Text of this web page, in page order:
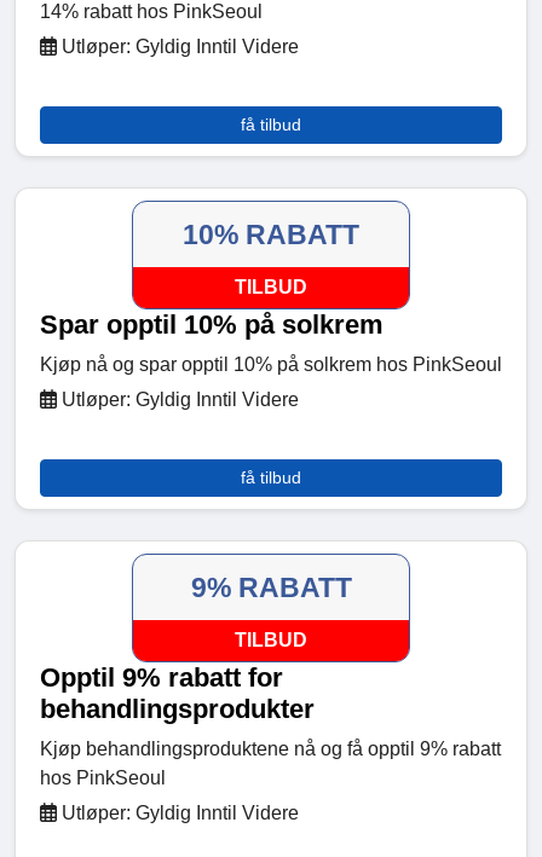
14% rabatt hos PinkSeoul
Utløper: Gyldig Inntil Videre
få tilbud
10% RABATT
TILBUD
Spar opptil 10% på solkrem
Kjøp nå og spar opptil 10% på solkrem hos PinkSeoul
Utløper: Gyldig Inntil Videre
få tilbud
9% RABATT
TILBUD
Opptil 9% rabatt for
behandlingsprodukter
Kjøp behandlingsproduktene nå og få opptil 9% rabatt
hos PinkSeoul
Utløper: Gyldig Inntil Videre